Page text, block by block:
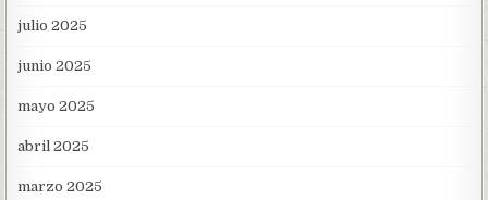
julio 2025
junio 2025
mayo 2025
abril 2025
marzo 2025